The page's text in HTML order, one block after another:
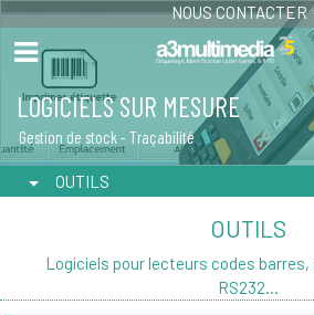
NOUS CONTACTER
LOGICIELS SUR MESURE
Gestion de stock - Traçabilité
LOGICIEL ÉTIQUETAGE
Étiquetage code barres - GS1 - Galia
OUTILS
OUTILS
Logiciels pour lecteurs codes
RS232...